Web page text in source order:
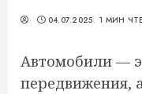
04.07.2025 1 МИН
Автомобили —
передвижения,